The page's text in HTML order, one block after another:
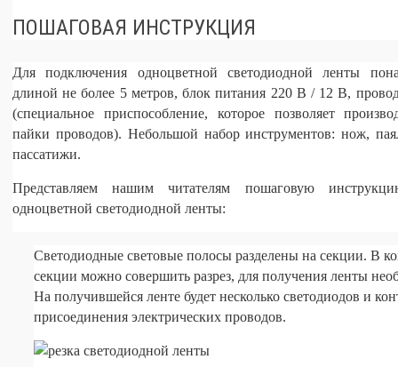
ПОШАГОВАЯ ИНСТРУКЦИЯ
Для подключения одноцветной светодиодной ленты
длиной не более 5 метров, блок питания 220 В / 12 В,
(специальное приспособление, которое позволяет
пайки проводов). Небольшой набор инструментов: нож,
пассатижи.
Представляем нашим читателям пошаговую
одноцветной светодиодной ленты:
Светодиодные световые полосы разделены на секции. В
секции можно совершить разрез, для получения ленты
На получившейся ленте будет несколько светодиодов и
присоединения электрических проводов.